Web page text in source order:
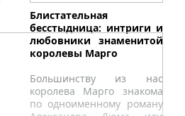
Блистательная
бесстыдница: интриги и
любовники знаменитой
королевы Марго
Большинству из нас
королева Марго знакома
по одноименному роману